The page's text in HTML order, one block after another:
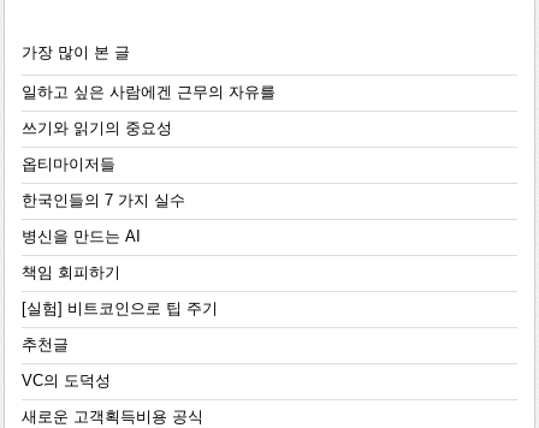
가장 많이 본 글
일하고 싶은 사람에겐 근무의 자유를
쓰기와 읽기의 중요성
옵티마이저들
한국인들의 7 가지 실수
병신을 만드는 AI
책임 회피하기
[실험] 비트코인으로 팁 주기
추천글
VC의 도덕성
새로운 고객획득비용 공식